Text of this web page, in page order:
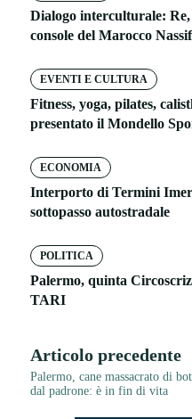
Dialogo interculturale:
console del Marocco Nassif
EVENTI E CULTURA
Fitness, yoga, pilates,
presentato il Mondello
ECONOMIA
Interporto di Termini
sottopasso autostradale
POLITICA
Palermo, quinta
TARI
Articolo precedente
Palermo, cane massacrato di
dal padrone: è in fin di vita